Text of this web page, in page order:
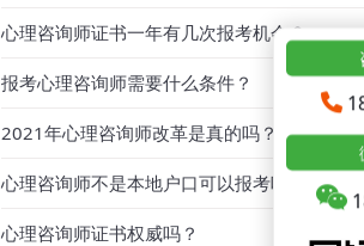
心理咨询师证书一年有几次报考机会？
报考心理咨询师需要什么条件？
2021年心理咨询师改革是真的吗？
心理咨询师不是本地户口可以报考吗？
心理咨询师证书权威吗？